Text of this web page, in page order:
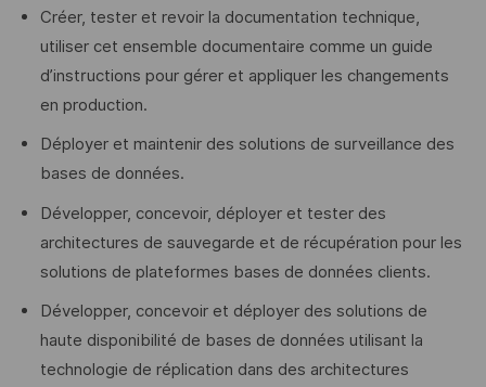
Créer, tester et revoir la documentation technique,
utiliser cet ensemble documentaire comme un guide
d’instructions pour gérer et appliquer les changements
en production.
Déployer et maintenir des solutions de surveillance des
bases de données.
Développer, concevoir, déployer et tester des
architectures de sauvegarde et de récupération pour les
solutions de plateformes bases de données clients.
Développer, concevoir et déployer des solutions de
haute disponibilité de bases de données utilisant la
technologie de réplication dans des architectures